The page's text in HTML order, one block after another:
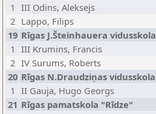
1 III Odins, Aleksejs
2 Lappo, Filips
19 Rīgas J.Šteinhauera vidusskola
1 III Krumins, Francis
2 IV Surums, Roberts
20 Rīgas N.Draudziņas vidusskola
1 II Gauja, Hugo Georgs
21 Rīgas pamatskola "Rīdze"